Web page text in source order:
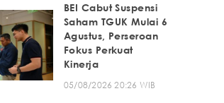
BEI Cabut Suspensi
Saham TGUK Mulai 6
Agustus, Perseroan
Fokus Perkuat
Kinerja
05/08/2026 20:26 WIB